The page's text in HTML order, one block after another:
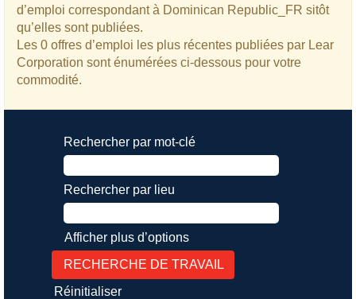
d’emploi correspondant à Dominican Republic_FR sitôt
qu’elles sont publiées.
Les 0 offres d’emploi les plus récentes publiées par Lear
Corporation sont énumérées ci-dessous pour votre
commodité.
Rechercher par mot-clé
Rechercher par lieu
Afficher plus d’options
Réinitialiser